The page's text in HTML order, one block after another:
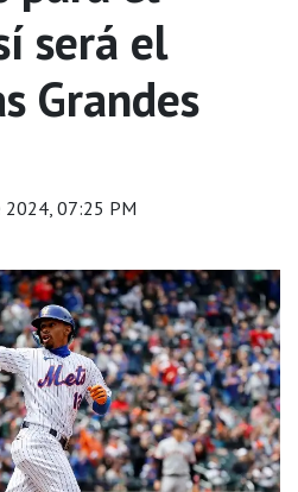
será el
Grandes
2024, 07:25 PM